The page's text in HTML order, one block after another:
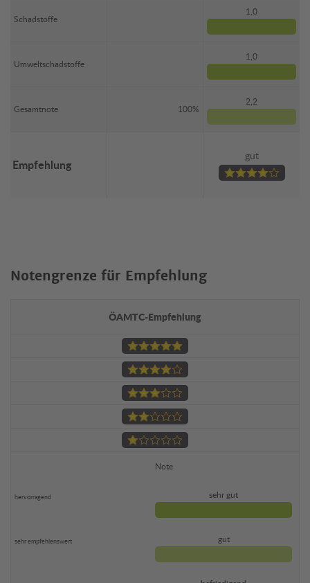
Schadstoffe
1,0
Umweltschadstoffe
1,0
Gesamtnote 100%
2,2
Empfehlung
gut
Notengrenze für Empfehlung
ÖAMTC-Empfehlung
Note
sehr gut
gut